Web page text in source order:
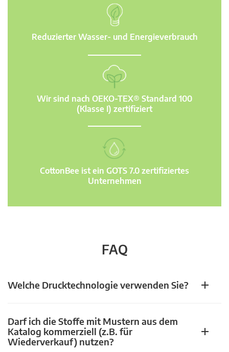
Reduzierter Wasser- und Energieverbrauch
Wir sind nach OEKO-TEX® Standard 100
(Klasse I) zertifiziert
CottonBee ist ein GOTS 7.0 zertifiziertes
Unternehmen
FAQ
Welche Drucktechnologie verwenden Sie?
Darf ich die Stoffe mit Mustern aus dem
Katalog kommerziell (z.B. für
Wiederverkauf) nutzen?